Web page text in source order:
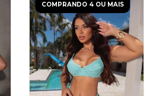
COMPRANDO 4 OU MAIS